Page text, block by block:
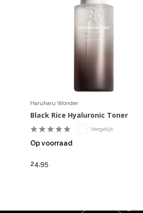
Haruharu Wonder
Black Rice Hyaluronic Toner
Vergelijk
Op voorraad
24,95